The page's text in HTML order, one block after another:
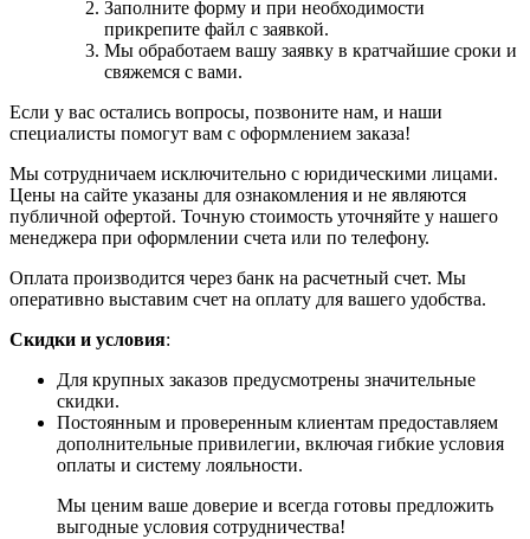
Заполните форму и при необходимости
прикрепите файл с заявкой.
Мы обработаем вашу заявку в кратчайшие сроки и
свяжемся с вами.
Если у вас остались вопросы, позвоните нам, и наши
специалисты помогут вам с оформлением заказа!
Мы сотрудничаем исключительно с юридическими лицами.
Цены на сайте указаны для ознакомления и не являются
публичной офертой. Точную стоимость уточняйте у нашего
менеджера при оформлении счета или по телефону.
Оплата производится через банк на расчетный счет. Мы
оперативно выставим счет на оплату для вашего удобства.
Скидки и условия:
Для крупных заказов предусмотрены значительные
скидки.
Постоянным и проверенным клиентам предоставляем
дополнительные привилегии, включая гибкие условия
оплаты и систему лояльности.
Мы ценим ваше доверие и всегда готовы предложить
выгодные условия сотрудничества!